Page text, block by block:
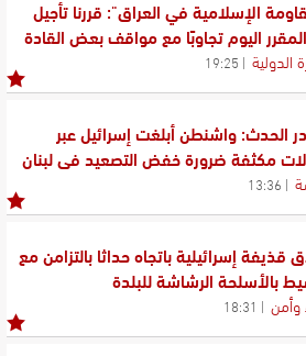
الإسلامية في العراق": قررنا تأجيل
المقرر اليوم تجاوبًا مع مواقف بعض القادة
الدولية 19:25
الحدث: واشنطن أبلغت إسرائيل عبر
مكثفة ضرورة خفض التصعيد في لبنان
13:36
قذيفة إسرائيلية باتجاه حداثا بالتزامن مع
بالأسلحة الرشاشة للبلدة
وأمن 18:31